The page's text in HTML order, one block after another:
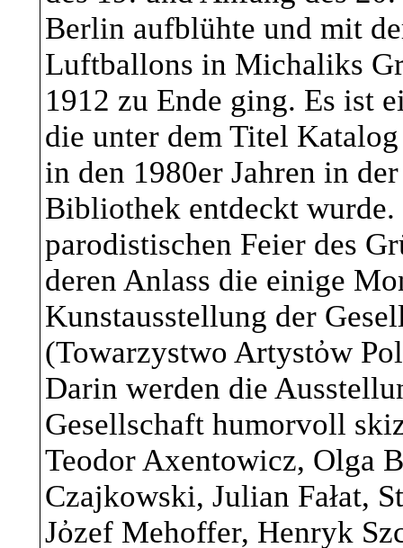
Berlin aufblühte und mit
Luftballons in Michaliks
1912 zu Ende ging. Es ist
die unter dem Titel
in den 1980er Jahren in
Bibliothek entdeckt
parodistischen Feier des
deren Anlass die einige
Kunstausstellung der
(Towarzystwo Artystὀw
Darin werden die
Gesellschaft humorvoll
Teodor Axentowicz, Olga
Czajkowski, Julian Fałat,
Jὀzef Mehoffer, Henryk
Interesse an
Meta-/
Informationen, IP-
KATEGORIEN
Besucher und
(Nachfolgend
Personen
ZWECK DER
seiner Funktionen